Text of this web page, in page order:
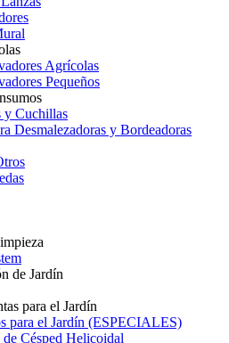
Agrícolas
Pequeños
y Cuchillas
Desmalezadoras y Bordeadoras
de Jardín
para el Jardín
para el Jardín (ESPECIALES)
Césped Helicoidal